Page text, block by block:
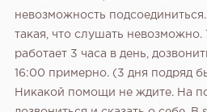
невозможность
такая, что слушать
работает 3 часа в день,
16:00 примерно. (3 дня подряд
Никакой помощи не ждите. На